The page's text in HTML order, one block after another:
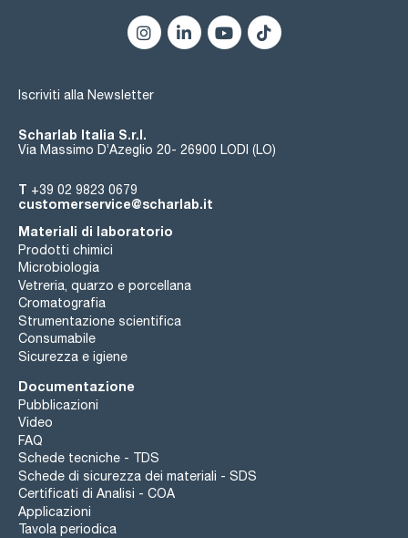
Iscriviti alla Newsletter
Scharlab Italia S.r.l.
Via Massimo D’Azeglio 20- 26900 LODI (LO)
T +39 02 9823 0679
customerservice@scharlab.it
Materiali di laboratorio
Prodotti chimici
Microbiologia
Vetreria, quarzo e porcellana
Cromatografia
Strumentazione scientifica
Consumabile
Sicurezza e igiene
Documentazione
Pubblicazioni
Video
FAQ
Schede tecniche - TDS
Schede di sicurezza dei materiali - SDS
Certificati di Analisi - COA
Applicazioni
Tavola periodica